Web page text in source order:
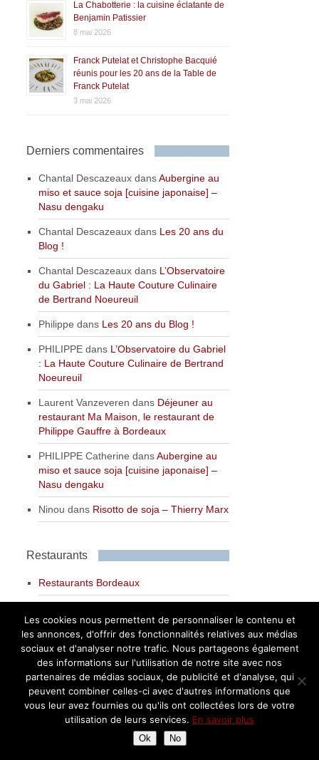
La Chabotterie : la cuisine éclatante de
Benjamin Patissier
8 mai 2026
Franck Putelat et Christophe Bacquié
réunis pour les 20 ans de la Table de
Franck Putelat
3 mai 2026
Derniers commentaires
Chantal Descazeaux dansAubergine au
miso et sauce soja [cuisine japonaise] –
Nasu dengaku
Chantal Descazeaux dans Les 20 ans du
Blog !
Chantal Descazeaux dans L’Observatoire
du Gabriel : La Haute Couture Culinaire
de Bertrand Noeureuil
Philippe dans Les 20 ans du Blog !
PHILIPPE dans L’Observatoire du Gabriel
: La Haute Couture Culinaire de Bertrand
Noeureuil
Laurent Vanzeveren dans Déjeuner au
restaurant Ma Maison, le restaurant de
Philippe Gauffre à Bordeaux
PHILIPPE Catherine dansAubergine au
miso et sauce soja [cuisine japonaise] –
Nasu dengaku
Ninou dans Risotto de soja – Thierry Marx
Restaurants
Restaurants Bordeaux
Restaurants Paris
Restaurants France
Restaurants Sud Ouest
Restaurants Centre Rhône Alpes
Restaurants Sud Est et Corse
Les cookies nous permettent de personnaliser le contenu et
les annonces, d'offrir des fonctionnalités relatives aux médias
sociaux et d'analyser notre trafic. Nous partageons également
des informations sur l'utilisation de notre site avec nos
partenaires de médias sociaux, de publicité et d'analyse, qui
peuvent combiner celles-ci avec d'autres informations que
vous leur avez fournies ou qu'ils ont collectées lors de votre
utilisation de leurs services. En savoir plus
Ok No